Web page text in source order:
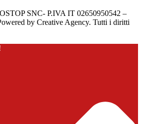
SNC- P.IVA IT 02650950542 –
by Creative Agency. Tutti i diritti